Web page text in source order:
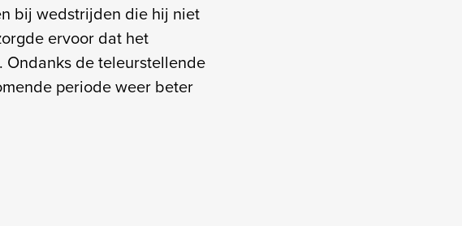
bij wedstrijden die hij niet
ervoor dat het
de teleurstellende
periode weer beter